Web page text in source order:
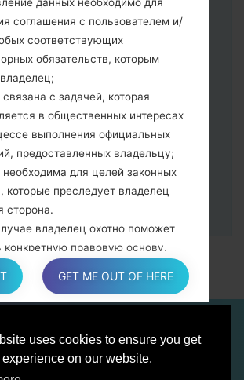
uses cookies to ensure you get
on our website.
и удерживайте клавиши:
увеличения громкости
к компьютеру,
Odin должна определить
и "COM port number"
на экране.
"F.Reset" время и "Auto-
кнопку "Start". Ваше
перезагрузится и
от ПК.
ПИСАТЕЛЕЙ
КОНФИДЕНЦИАЛЬНОСТИ
ОБСЛУЖИВАНИЯ
соглашения с пользователем и/
соответствующих
обязательств, которым
связана с задачей, которая
в общественных интересах
выполнения официальных
предоставленных владельцу;
необходима для целей законных
которые преследует владелец
сторона.
владелец охотно поможет
конкретную правовую основу,
к обработке, и в
является ли предоставление
данных обязательным или
для заключения договора.
GET ME OUT OF HERE